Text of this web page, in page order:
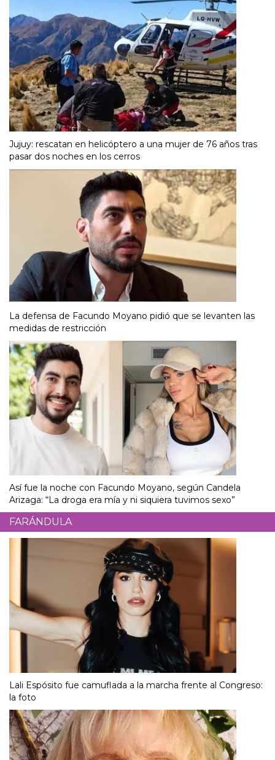
Jujuy: rescatan en helicóptero a una mujer de 76 años tras
pasar dos noches en los cerros
La defensa de Facundo Moyano pidió que se levanten las
medidas de restricción
Así fue la noche con Facundo Moyano, según Candela
Arizaga: “La droga era mía y ni siquiera tuvimos sexo”
FARÁNDULA
Lali Espósito fue camuflada a la marcha frente al Congreso:
la foto